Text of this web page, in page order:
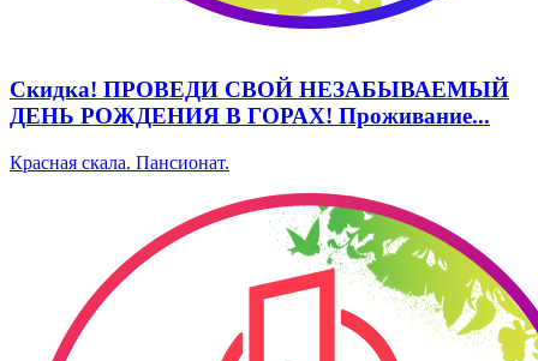
Скидка! ПРОВЕДИ СВОЙ НЕЗАБЫВАЕМЫЙ
ДЕНЬ РОЖДЕНИЯ В ГОРАХ! Проживание...
Красная скала. Пансионат.